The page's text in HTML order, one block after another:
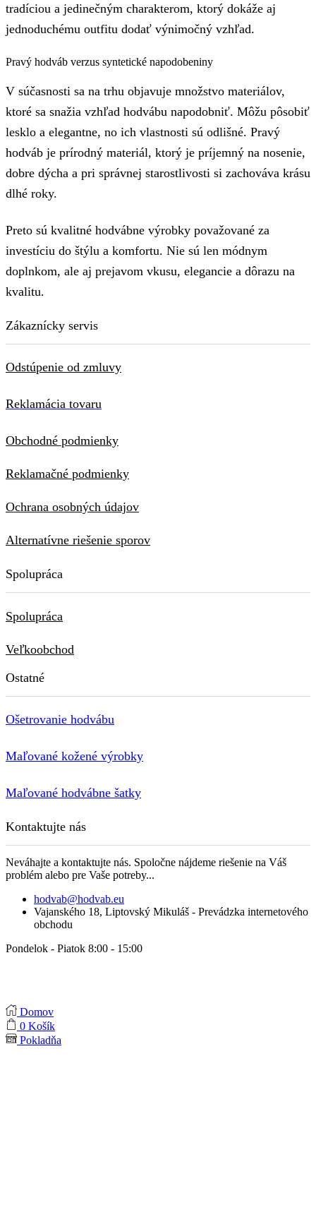
tradíciou a jedinečným charakterom, ktorý dokáže aj
jednoduchému outfitu dodať výnimočný vzhľad.
Pravý hodváb verzus syntetické napodobeniny
V súčasnosti sa na trhu objavuje množstvo materiálov,
ktoré sa snažia vzhľad hodvábu napodobniť. Môžu pôsobiť
lesklo a elegantne, no ich vlastnosti sú odlišné. Pravý
hodváb je prírodný materiál, ktorý je príjemný na nosenie,
dobre dýcha a pri správnej starostlivosti si zachováva krásu
dlhé roky.
Preto sú kvalitné hodvábne výrobky považované za
investíciu do štýlu a komfortu. Nie sú len módnym
doplnkom, ale aj prejavom vkusu, elegancie a dôrazu na
kvalitu.
Zákaznícky servis
Odstúpenie od zmluvy
Reklamácia tovaru
Obchodné podmienky
Reklamačné podmienky
Ochrana osobných údajov
Alternatívne riešenie sporov
Spolupráca
Spolupráca
Veľkoobchod
Ostatné
Ošetrovanie hodvábu
Maľované kožené výrobky
Maľované hodvábne šatky
Kontaktujte nás
Neváhajte a kontaktujte nás. Spoločne nájdeme riešenie na Váš
problém alebo pre Vaše potreby...
hodvab@hodvab.eu
Vajanského 18, Liptovský Mikuláš - Prevádzka internetového
obchodu
Pondelok - Piatok 8:00 - 15:00
Domov
0 Košík
Pokladňa